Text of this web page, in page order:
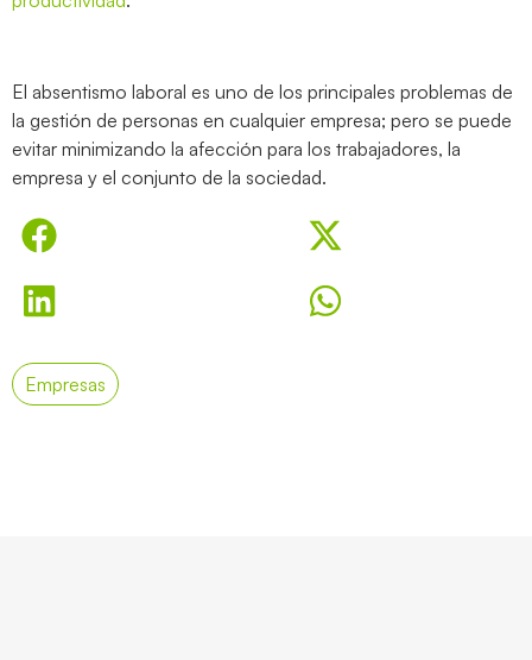
El absentismo laboral es uno de los principales problemas de
la gestión de personas en cualquier empresa; pero se puede
evitar minimizando la afección para los trabajadores, la
empresa y el conjunto de la sociedad.
Empresas